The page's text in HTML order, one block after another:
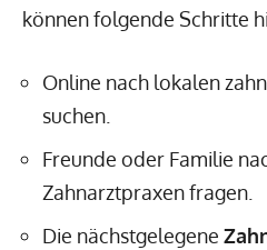
können folgende Schritte
Online nach lokalen
suchen.
Freunde oder Familie
Zahnarztpraxen fragen.
Die nächstgelegene